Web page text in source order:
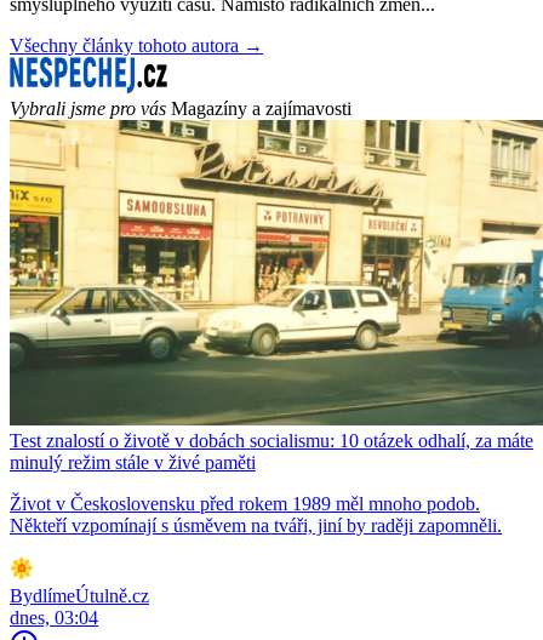
smysluplného využití času. Namísto radikálních změn...
Všechny články tohoto autora →
Vybrali jsme pro vás Magazíny a zajímavosti
Test znalostí o životě v dobách socialismu: 10 otázek odhalí, za máte
minulý režim stále v živé paměti
Život v Československu před rokem 1989 měl mnoho podob.
Někteří vzpomínají s úsměvem na tváři, jiní by raději zapomněli.
BydlímeÚtulně.cz
dnes, 03:04